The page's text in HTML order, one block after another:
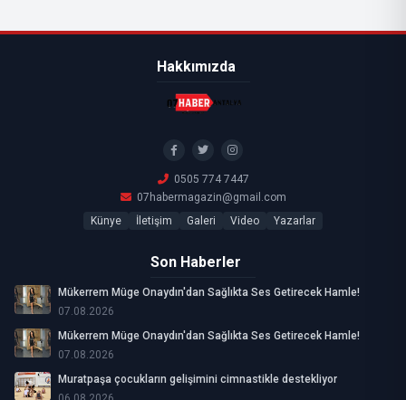
Hakkımızda
0505 774 7447
07habermagazin@gmail.com
Künye
İletişim Galeri Video Yazarlar
Son Haberler
Mükerrem Müge Onaydın'dan Sağlıkta Ses Getirecek Hamle!
07.08.2026
Mükerrem Müge Onaydın'dan Sağlıkta Ses Getirecek Hamle!
07.08.2026
Muratpaşa çocukların gelişimini cimnastikle destekliyor